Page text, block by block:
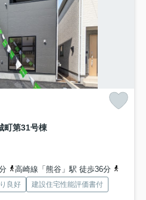
町第31号棟
高崎線「熊谷」駅 徒歩36分
良好
建設住宅性能評価書付